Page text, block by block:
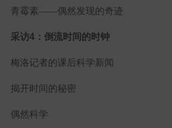
青霉素——偶然发现的奇迹
采访4：倒流时间的时钟
梅洛记者的课后科学新闻
揭开时间的秘密
偶然科学